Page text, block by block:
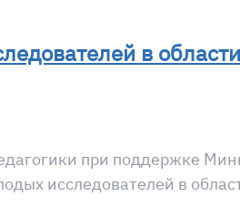
в
при поддержке
исследователей в